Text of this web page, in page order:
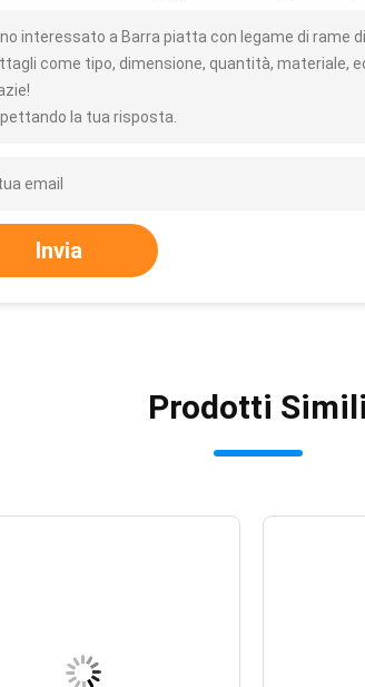
interessato a Barra piatta con legame di rame
come tipo, dimensione, quantità, materiale,
la tua risposta.
Invia
Prodotti Simili